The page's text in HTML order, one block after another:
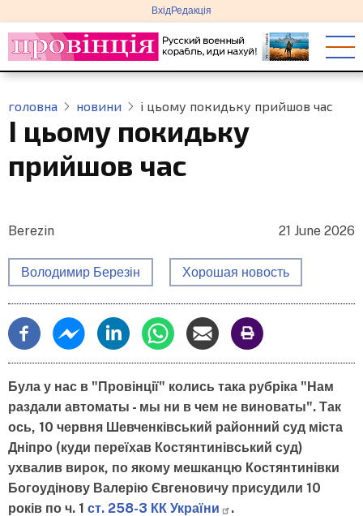
до
основного
вмісту
меню
облікового
запису
користувача
ВхідРедакція
головна новини і цьому покидьку прийшов час
І цьому покидьку
прийшов час
Berezin 21 June 2026
Володимир Березін Хорошая новость
Була у нас в "Провінції" колись така рубріка "Нам
раздали автоматы - мы ни в чем не виноваты". Так
ось, 10 червня Шевченківський районний суд міста
Дніпро (куди переїхав Костянтинівський суд)
ухвалив вирок, по якому мешканцю Костянтинівки
Богоудінову Валерію Євгеновичу присудили 10
років по ч. 1 ст. 258-3 КК України .